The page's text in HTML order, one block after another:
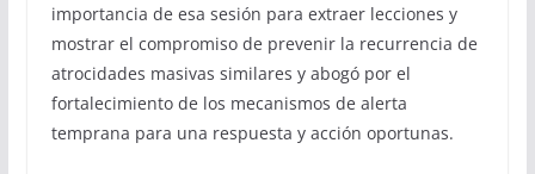
importancia de esa sesión para extraer lecciones y
mostrar el compromiso de prevenir la recurrencia de
atrocidades masivas similares y abogó por el
fortalecimiento de los mecanismos de alerta
temprana para una respuesta y acción oportunas.